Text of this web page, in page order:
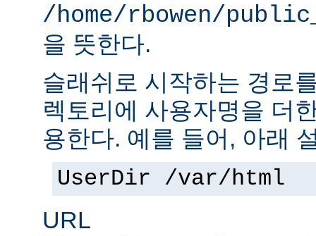
/home/rbowen/
을 뜻한다.
슬래쉬로 시작하는 경로
렉토리에 사용자명을 더
용한다. 예를 들어, 아래
UserDir /var/html
URL